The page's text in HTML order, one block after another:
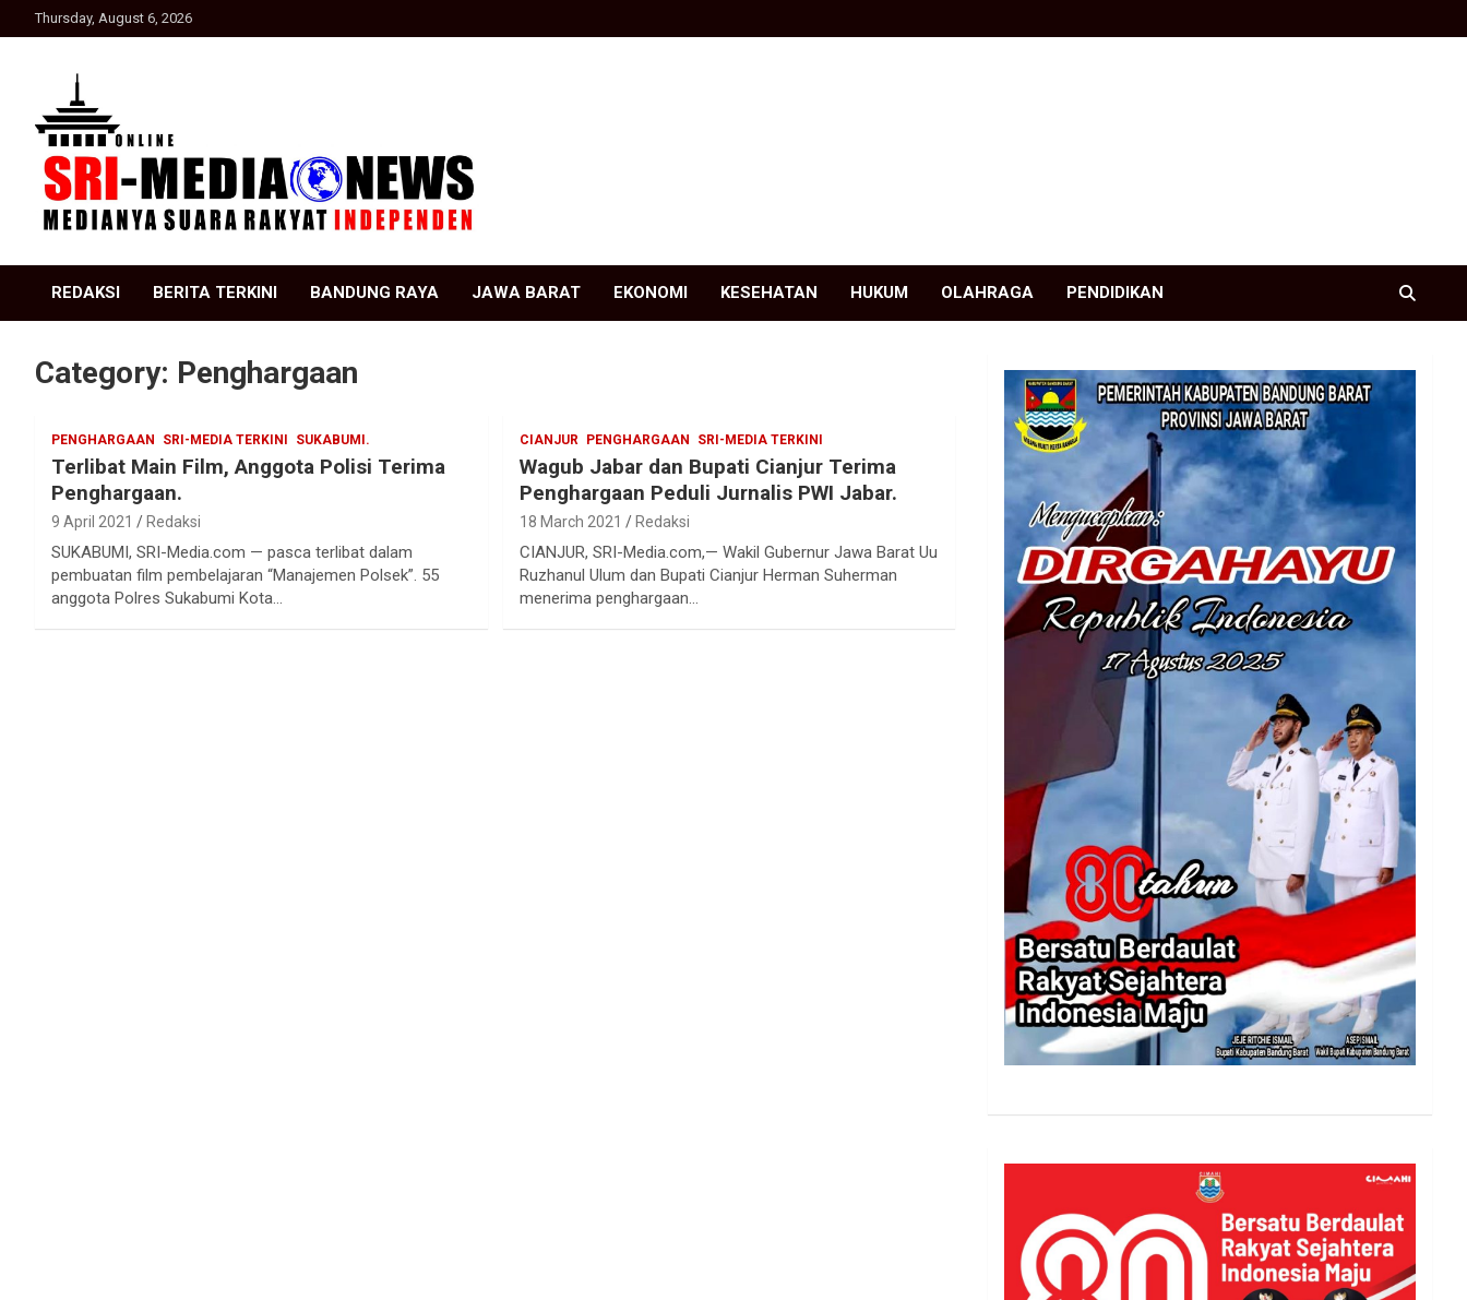
to
Thursday, August 6, 2026
SRI Media news
REDAKSI BERITA TERKINI BANDUNG RAYA JAWA BARAT EKONOMI KESEHATAN HUKUM OLAHRAGA PENDIDIKAN
Category: Penghargaan
PENGHARGAAN SRI-MEDIA TERKINI SUKABUMI.
Terlibat Main Film, Anggota Polisi Terima
Penghargaan.
9 April 2021 Redaksi
SUKABUMI, SRI-Media.com — pasca terlibat dalam
pembuatan film pembelajaran “Manajemen Polsek”. 55
anggota Polres Sukabumi Kota…
CIANJUR PENGHARGAAN SRI-MEDIA TERKINI
Wagub Jabar dan Bupati Cianjur Terima
Penghargaan Peduli Jurnalis PWI Jabar.
18 March 2021 Redaksi
CIANJUR, SRI-Media.com,— Wakil Gubernur Jawa Barat Uu
Ruzhanul Ulum dan Bupati Cianjur Herman Suherman
menerima penghargaan…